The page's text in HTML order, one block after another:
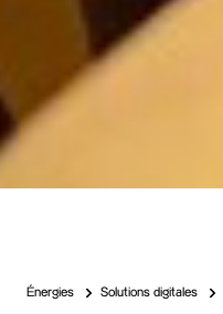
Énergies Solutions digitales